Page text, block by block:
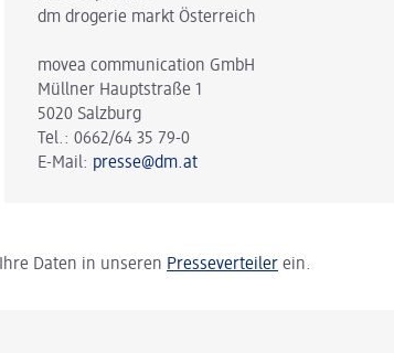
dm drogerie markt Österreich
movea communication GmbH
Müllner Hauptstraße 1
5020 Salzburg
Tel.: 0662/64 35 79-0
E-Mail: presse@dm.at
Daten in unseren Presseverteiler ein.